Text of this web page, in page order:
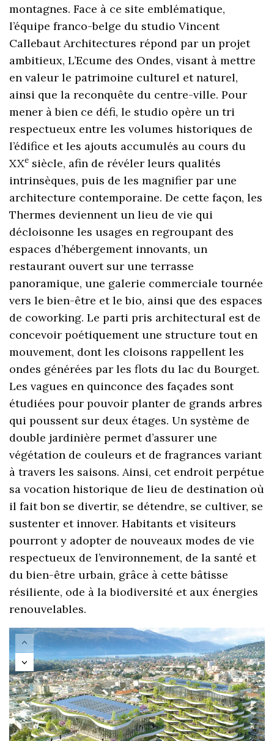
montagnes. Face à ce site emblématique,
l’équipe franco-belge du studio Vincent
Callebaut Architectures répond par un projet
ambitieux, L’Ecume des Ondes, visant à mettre
en valeur le patrimoine culturel et naturel,
ainsi que la reconquête du centre-ville. Pour
mener à bien ce défi, le studio opère un tri
respectueux entre les volumes historiques de
l’édifice et les ajouts accumulés au cours du
XXe siècle, afin de révéler leurs qualités
intrinsèques, puis de les magnifier par une
architecture contemporaine. De cette façon, les
Thermes deviennent un lieu de vie qui
décloisonne les usages en regroupant des
espaces d’hébergement innovants, un
restaurant ouvert sur une terrasse
panoramique, une galerie commerciale tournée
vers le bien-être et le bio, ainsi que des espaces
de coworking. Le parti pris architectural est de
concevoir poétiquement une structure tout en
mouvement, dont les cloisons rappellent les
ondes générées par les flots du lac du Bourget.
Les vagues en quinconce des façades sont
étudiées pour pouvoir planter de grands arbres
qui poussent sur deux étages. Un système de
double jardinière permet d’assurer une
végétation de couleurs et de fragrances variant
à travers les saisons. Ainsi, cet endroit perpétue
sa vocation historique de lieu de destination où
il fait bon se divertir, se détendre, se cultiver, se
sustenter et innover. Habitants et visiteurs
pourront y adopter de nouveaux modes de vie
respectueux de l’environnement, de la santé et
du bien-être urbain, grâce à cette bâtisse
résiliente, ode à la biodiversité et aux énergies
renouvelables.